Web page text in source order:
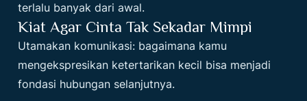
terlalu banyak dari awal.
Kiat Agar Cinta Tak Sekadar Mimpi
Utamakan komunikasi: bagaimana kamu
mengekspresikan ketertarikan kecil bisa menjadi
fondasi hubungan selanjutnya.